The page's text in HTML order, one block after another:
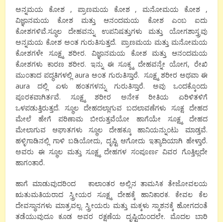
ಅನ್ನಮಯ ಕೋಶ , ಪ್ರಾಣಮಯ ಕೋಶ , ಮನೋಮಯ ಕೋಶ ,
ವಿಜ್ಞಾನಮಯ ಕೋಶ ಮತ್ತು ಆನಂದಮಯ ಕೋಶ ಎಂಬ ಐದು
ಕೋಶಗಳಿವೆ.ಸ್ಥೂಲ ದೇಹವನ್ನು ಉಪನಿಷತ್ತುಗಳು ಮತ್ತು ಯೋಗಶಾಸ್ತ್ರವು
ಅನ್ನಮಯ ಕೋಶ ಅಂತ ಗುರುತಿಸುತ್ತದೆ. ಪ್ರಾಣಮಯ ಮತ್ತು ಮನೋಮಯ
ಕೋಶಗಳೇ ಸೂಕ್ಷ್ಮ ಶರೀರ. ವಿಜ್ಞಾನಮಯ ಕೋಶ ಮತ್ತು ಆನಂದಮಯ
ಕೋಶಗಳು ಕಾರಣ ಶರೀರ. ಇನ್ನು ಈ ಸೂಕ್ಶ್ಮ ದೇಹವನ್ನೇ ಯೋಗ, ರೇಖಿ
ಮುಂತಾದ ಪದ್ಧತಿಗಳಲ್ಲಿ aura ಅಂತ ಗುರುತಿಸ್ತಾರೆ. ಸೂಕ್ಷ್ಮ ಶರೀರ ಅಥವಾ ಈ
aura ದಲ್ಲಿ ಏಳು ಹಂತಗಳನ್ನು ಗುರುತಿಸ್ತಾರೆ. ಅವು ಒಂದಕ್ಕೊಂದು
ಪೂರಕವಾಗಿರ್ತವೆ. ಸೂಕ್ಷ್ಮ ಶರೀರ ಅನೇಕ ರೀತಿಯ ಏರಿಳಿತಳಿಗೆ
ಒಳಪಡುತ್ತಿರುತ್ತದೆ. ಸ್ಥೂಲ ದೇಹದಲ್ಲಾಗುವ ಬದಲಾವಣೆಗಳು ಸೂಕ್ಷ ದೇಹದ
ಮೇಲೆ ಹೇಗೆ ಪರಿಣಾಮ ಬೀರುತ್ತವೆಯೋ ಹಾಗೆಯೇ ಸೂಕ್ಷ್ಮ ದೇಹದ
ಮೇಲಾಗುವ ಆಘಾತಗಳು ಸ್ಥೂಲ ದೇಹಕ್ಕೂ ಹಾನಿಯನ್ನುಂಟು ಮಾಡ್ತವೆ.
ಹಳ್ಳಿಗಾಡಿನಲ್ಲಿ ಗಾಳಿ ಬಡಿಯೋದು, ದೃಷ್ಟಿ ಆಗೋದು ಇತ್ಯಾದಿಯಾಗಿ ಹೇಳ್ತಾರೆ.
ಅವರು ಈ ಸ್ಥೂಲ ಮತ್ತು ಸೂಕ್ಷ್ಮ ದೇಹಗಳ ಸಂಪೂರ್ಣ ವಿವರ ಗೊತ್ತಿಲ್ಲದೇ
ಹಾಗಂತಾರೆ.
ಹಾಗೆ ಮಾಡುವುದರಿಂದ ಕಾಲಾಂತರ ಅಲ್ಲಿನ ತಾಮಸಿಕ ತೇಜೋವಲಯ
ಋತುಮತಿಯರಾದ ಸ್ತ್ರೀಯರ ಸೂಕ್ಷ್ಮ ದೇಹಕ್ಕೆ ಹಾನಿಕಾರಕ. ಕೇವಲ ಕೆಲ
ದೇವಸ್ಥಾನಗಳು ಮಾತ್ರವಲ್ಲ. ಸ್ತ್ರೀಯರು ಮತ್ತು ಮಕ್ಕಳು ಸ್ಮಾಶನಕ್ಕೆ ಹೋಗದಂತೆ
ತಡೆಯುವುದೂ ಕೂಡ ಅವರ ರಕ್ಷಣೆಯ ದೃಷ್ಟಿಯಿಂದಲೇ. ಮೊದಲ ಬಾರಿ